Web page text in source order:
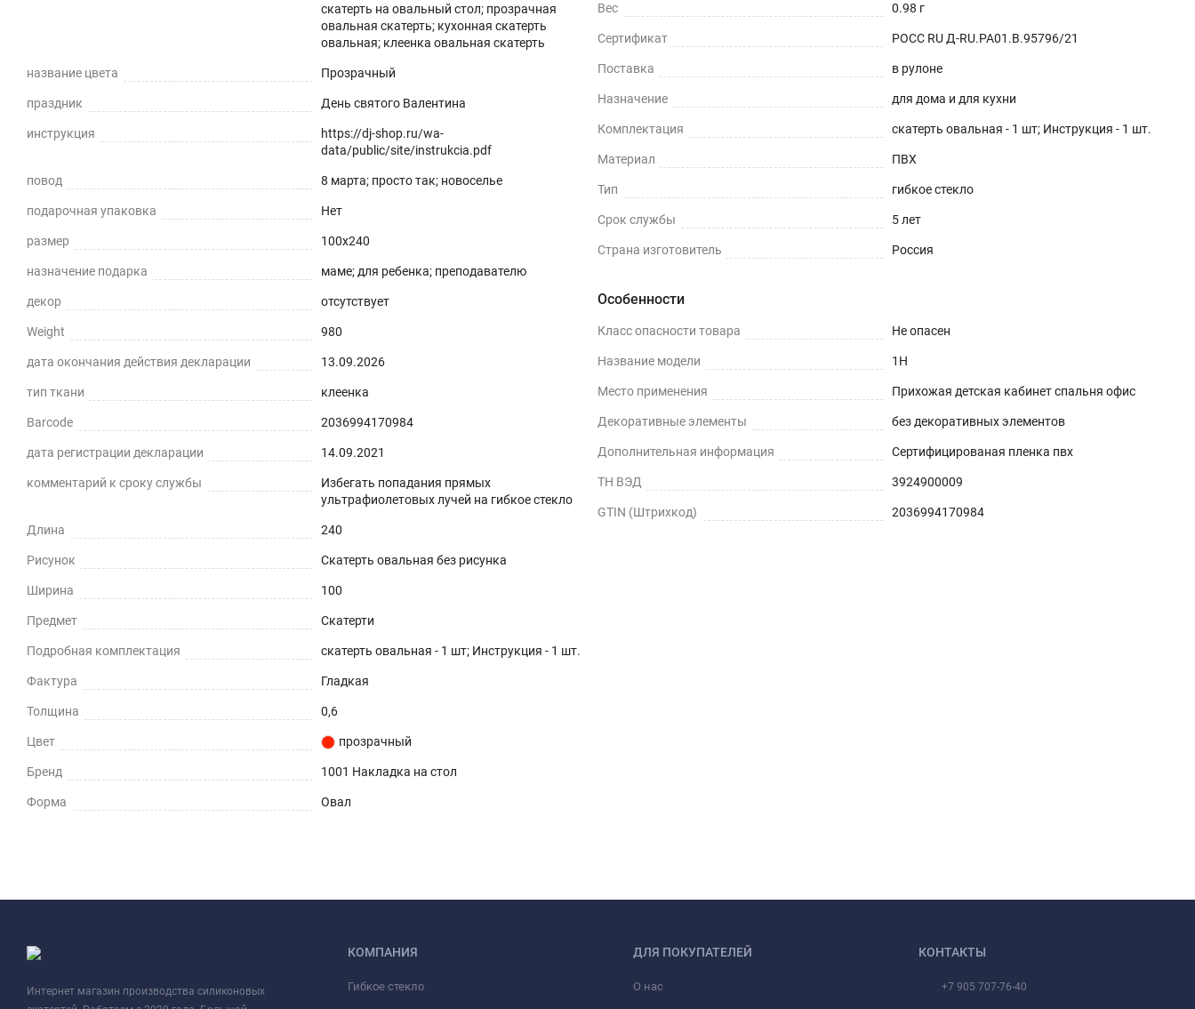
скатерть на овальный стол; прозрачная
овальная скатерть; кухонная скатерть
овальная; клеенка овальная скатерть
название цвета Прозрачный
праздник День святого Валентина
инструкция
https://dj-shop.ru/wa-
data/public/site/instrukcia.pdf
повод 8 марта; просто так; новоселье
подарочная упаковка Нет
размер 100x240
назначение подарка маме; для ребенка; преподавателю
декор отсутствует
Weight 980
дата окончания действия декларации 13.09.2026
тип ткани клеенка
Barcode 2036994170984
дата регистрации декларации 14.09.2021
комментарий к сроку службы
Избегать попадания прямых
ультрафиолетовых лучей на гибкое стекло
Длина 240
Рисунок Скатерть овальная без рисунка
Ширина 100
Предмет Скатерти
Подробная комплектация скатерть овальная - 1 шт; Инструкция - 1 шт.
Фактура Гладкая
Толщина 0,6
Цвет прозрачный
Бренд 1001 Накладка на стол
Форма Овал
Вес 0.98 г
Сертификат РОСС RU Д-RU.РА01.В.95796/21
Поставка в рулоне
Назначение для дома и для кухни
Комплектация скатерть овальная - 1 шт; Инструкция - 1 шт.
Материал ПВХ
Тип гибкое стекло
Срок службы 5 лет
Страна изготовитель Россия
Особенности
Класс опасности товара Не опасен
Название модели 1H
Место применения Прихожая детская кабинет спальня офис
Декоративные элементы без декоративных элементов
Дополнительная информация Сертифицированая пленка пвх
ТН ВЭД 3924900009
GTIN (Штрихкод) 2036994170984
Интернет магазин производства силиконовых
КОМПАНИЯ
Гибкое стекло
ДЛЯ ПОКУПАТЕЛЕЙ
О нас
КОНТАКТЫ
+7 905 707-76-40